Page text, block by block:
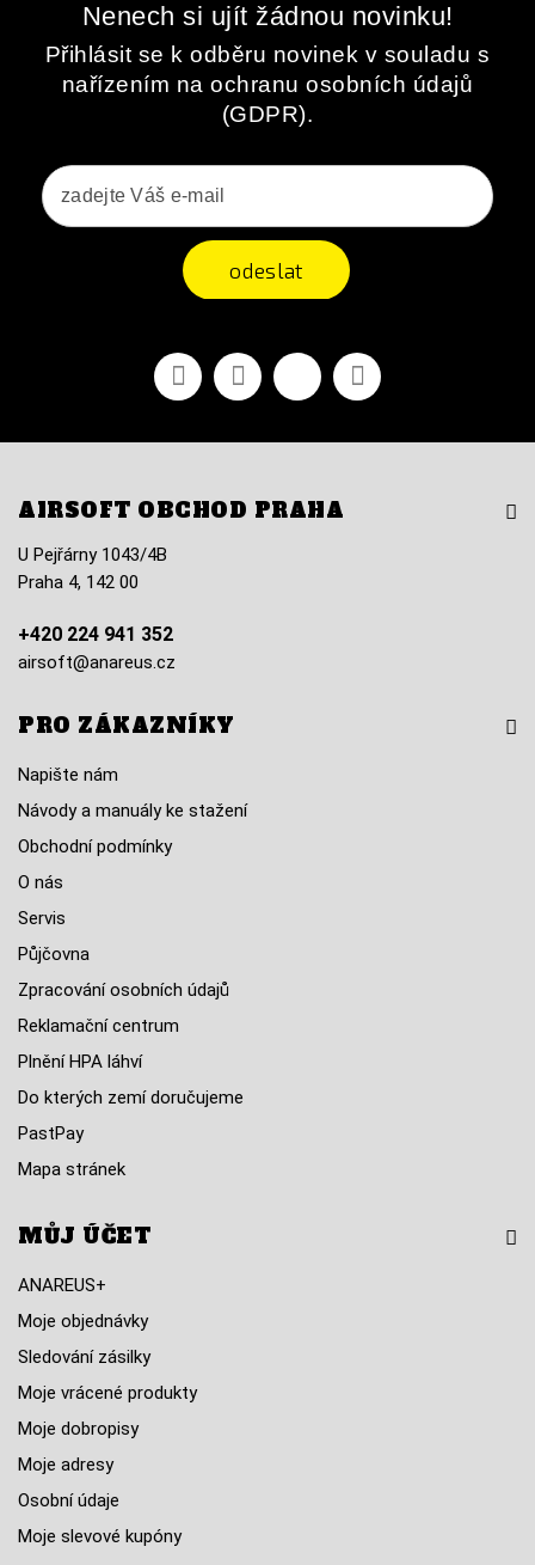
Nenech si ujít žádnou novinku!
Přihlásit se k odběru novinek v souladu s
nařízením na ochranu osobních údajů
(GDPR).
odeslat
FacebookYouTubeVimeo Instagram
AIRSOFT OBCHOD PRAHA
U Pejřárny 1043/4B
Praha 4, 142 00
+420 224 941 352
airsoft@anareus.cz
PRO ZÁKAZNÍKY
Napište nám
Návody a manuály ke stažení
Obchodní podmínky
O nás
Servis
Půjčovna
Zpracování osobních údajů
Reklamační centrum
Plnění HPA láhví
Do kterých zemí doručujeme
PastPay
Mapa stránek
MŮJ ÚČET
ANAREUS+
Moje objednávky
Sledování zásilky
Moje vrácené produkty
Moje dobropisy
Moje adresy
Osobní údaje
Moje slevové kupóny